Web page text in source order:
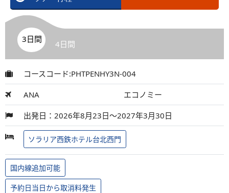
3日間 4日間
コースコード:PHTPENHY3N-004
ANA エコノミー
出発日：2026年8月23日～2027年3月30日
ソラリア西鉄ホテル台北西門
国内線追加可能
予約日当日から取消料発生